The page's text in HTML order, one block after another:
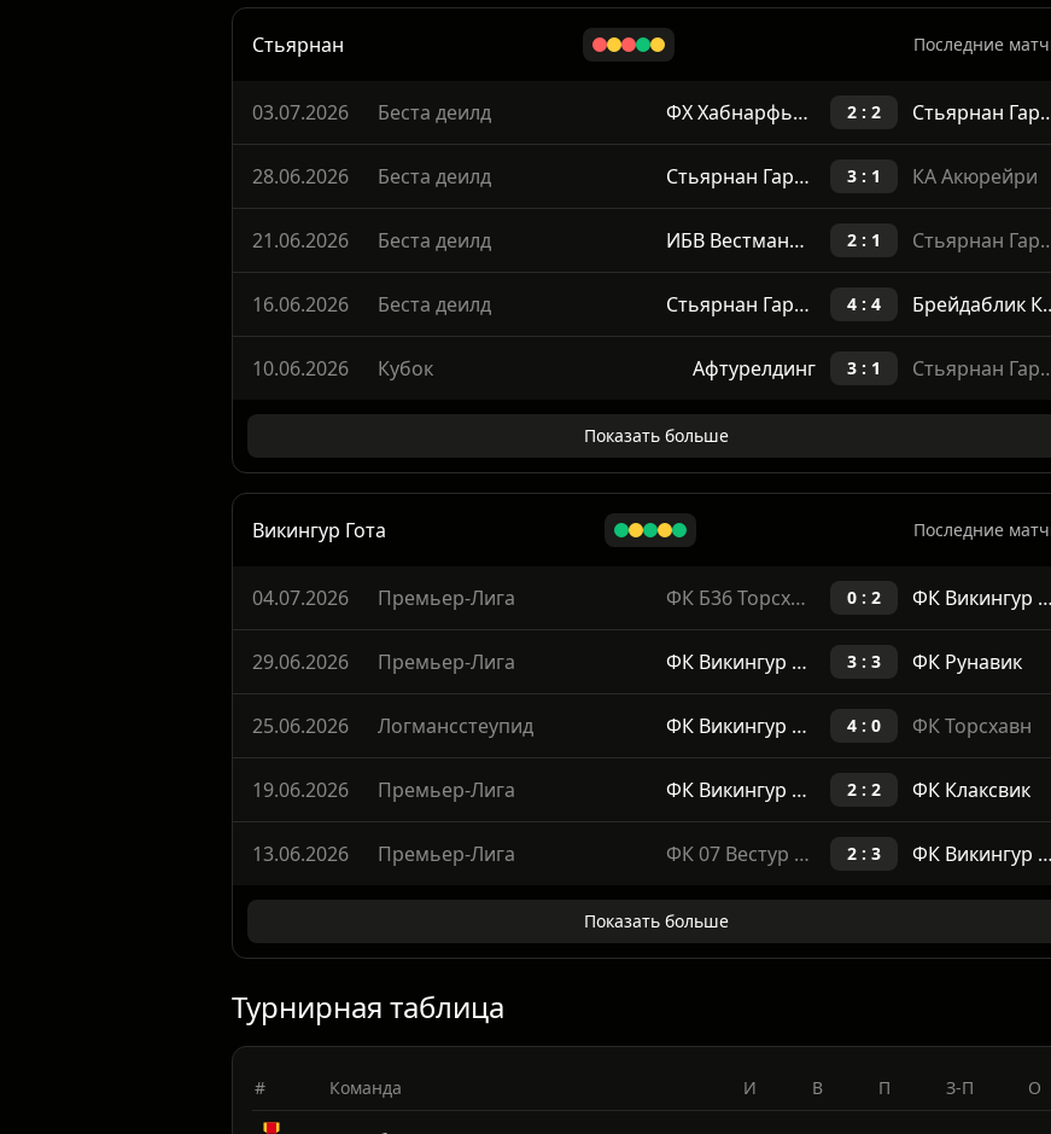
Статистика
Стьярнан Последние матчи
03.07.2026 Беста деилд 2 : 2
28.06.2026 Беста деилд 3 : 1 КА Акюрейри
21.06.2026 Беста деилд ИБВ Вестманнаяр 2 : 1 Стьярнан Гардабайр
16.06.2026 Беста деилд Стьярнан Гардабайр 4 : 4
Афтурелдинг
Показать больше
Викингур Гота Последние матчи
04.07.2026 Премьер-Лига 0 : 2
29.06.2026 Премьер-Лига 3 : 3 ФК Рунавик
25.06.2026 Логмансстеупид 4 : 0 ФК Торсхавн
19.06.2026 Премьер-Лига 2 : 2 ФК Клаксвик
Турнирная таблица